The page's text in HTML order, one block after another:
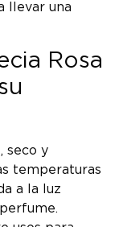
llevar una
Rosa
seco y
temperaturas
a la luz